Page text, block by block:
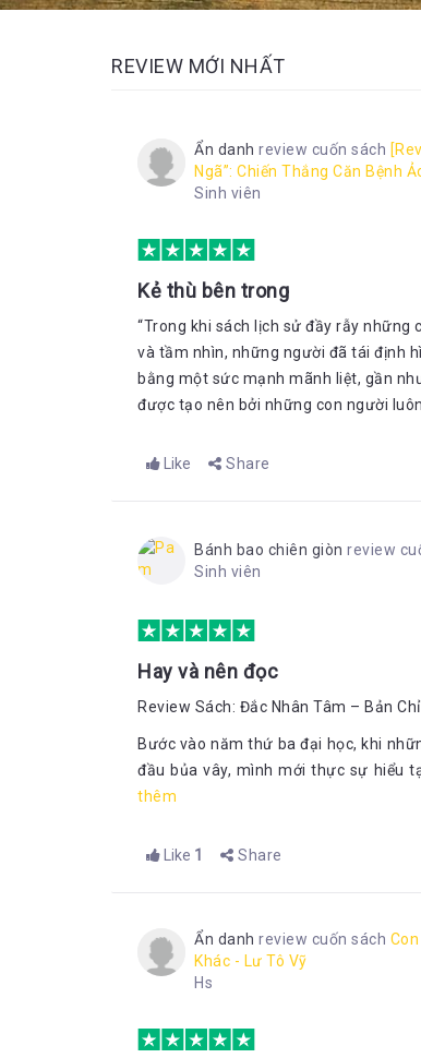
REVIEW MỚI NHẤT
Ẩn danh review cuốn sách
Ngã”: Chiến Thắng Căn Bệnh
Sinh viên
Kẻ thù bên trong
“Trong khi sách lịch sử đầy rẫy những
và tầm nhìn, những người đã tái định
bằng một sức mạnh mãnh liệt, gần
được tạo nên bởi những con người luôn
Like Share
Bánh bao chiên giòn review
Sinh viên
Hay và nên đọc
Review Sách: Đắc Nhân Tâm – Bản
Bước vào năm thứ ba đại học, khi
đầu bủa vây, mình mới thực sự hiểu
thêm
Like 1 Share
Ẩn danh review cuốn sách
Khác - Lư Tô Vỹ
Hs